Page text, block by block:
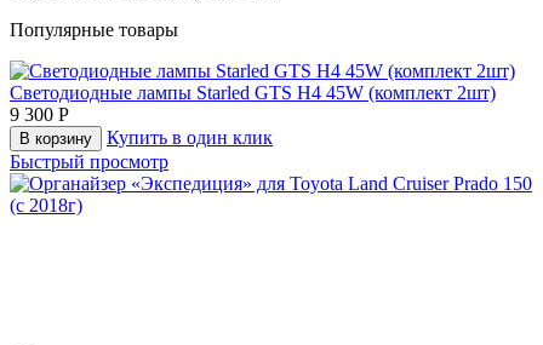
Популярные товары
Светодиодные лампы Starled GTS H4 45W (комплект 2шт)
9 300 Р
В корзину
Купить в один клик
Быстрый просмотр